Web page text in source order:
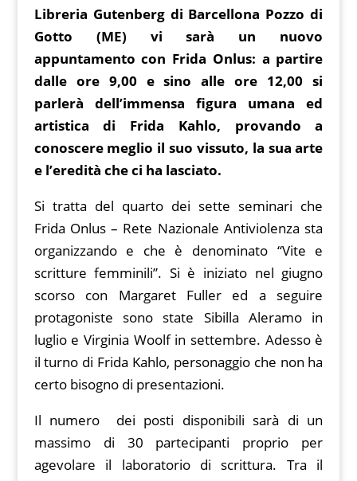
b
o
o
k
st t
s
A
p
p
g
er
y
Li
n
k
o
ar
d
l gr
a
m
Libreria Gutenberg di Barcellona Pozzo di
Gotto (ME) vi sarà un nuovo
appuntamento con Frida Onlus: a partire
dalle ore 9,00 e sino alle ore 12,00 si
parlerà dell’immensa figura umana ed
artistica di Frida Kahlo, provando a
conoscere meglio il suo vissuto, la sua arte
e l’eredità che ci ha lasciato.
Si tratta del quarto dei sette seminari che
Frida Onlus – Rete Nazionale Antiviolenza sta
organizzando e che è denominato “Vite e
scritture femminili”. Si è iniziato nel giugno
scorso con Margaret Fuller ed a seguire
protagoniste sono state Sibilla Aleramo in
luglio e Virginia Woolf in settembre. Adesso è
il turno di Frida Kahlo, personaggio che non ha
certo bisogno di presentazioni.
Il numero dei posti disponibili sarà di un
massimo di 30 partecipanti proprio per
agevolare il laboratorio di scrittura. Tra il